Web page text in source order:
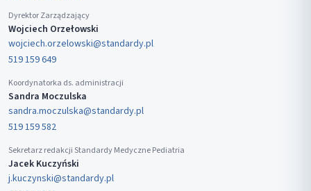
Dyrektor Zarządzający
Wojciech Orzełowski
wojciech.orzelowski@standardy.pl
519 159 649
Koordynatorka ds. administracji
Sandra Moczulska
sandra.moczulska@standardy.pl
519 159 582
Sekretarz redakcji Standardy Medyczne Pediatria
Jacek Kuczyński
j.kuczynski@standardy.pl